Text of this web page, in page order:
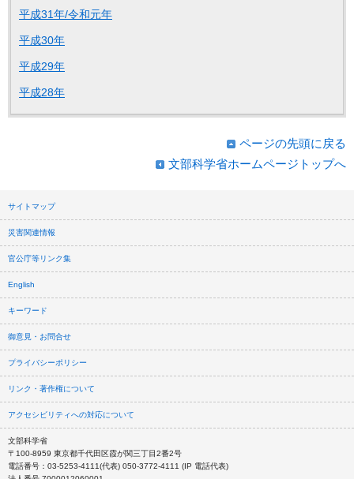
平成31年/令和元年
平成30年
平成29年
平成28年
ページの先頭に戻る
文部科学省ホームページトップへ
サイトマップ
災害関連情報
官公庁等リンク集
English
キーワード
御意見・お問合せ
プライバシーポリシー
リンク・著作権について
アクセシビリティへの対応について
文部科学省
〒100-8959 東京都千代田区霞が関三丁目2番2号
電話番号：03-5253-4111(代表) 050-3772-4111 (IP 電話代表)